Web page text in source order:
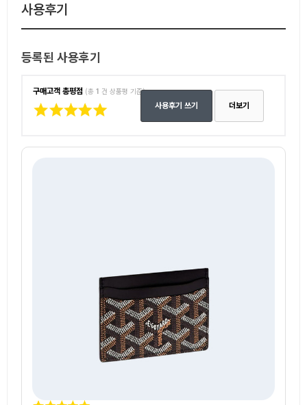
사용후기
등록된 사용후기
구매고객 총평점 (총 1 건 상품평 기준)
사용후기 쓰기 더보기